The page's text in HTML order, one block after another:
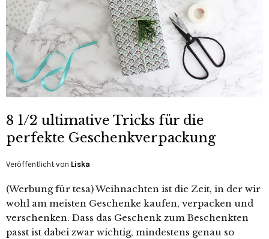
8 1/2 ultimative Tricks für die
perfekte Geschenkverpackung
Veröffentlicht von Liska
(Werbung für tesa) Weihnachten ist die Zeit, in der wir
wohl am meisten Geschenke kaufen, verpacken und
verschenken. Dass das Geschenk zum Beschenkten
passt ist dabei zwar wichtig, mindestens genau so